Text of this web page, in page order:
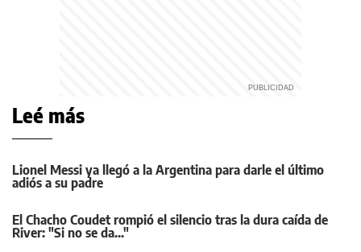
Leé más
Lionel Messi ya llegó a la Argentina para darle el último
adiós a su padre
El Chacho Coudet rompió el silencio tras la dura caída de
River: "Si no se da..."